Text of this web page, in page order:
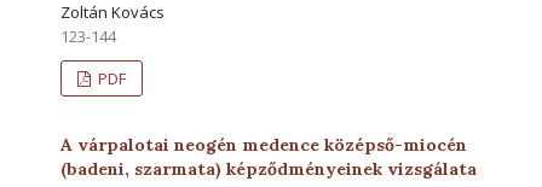
Zoltán Kovács
123-144
PDF
A várpalotai neogén medence középső-miocén
(badeni, szarmata) képződményeinek vizsgálata